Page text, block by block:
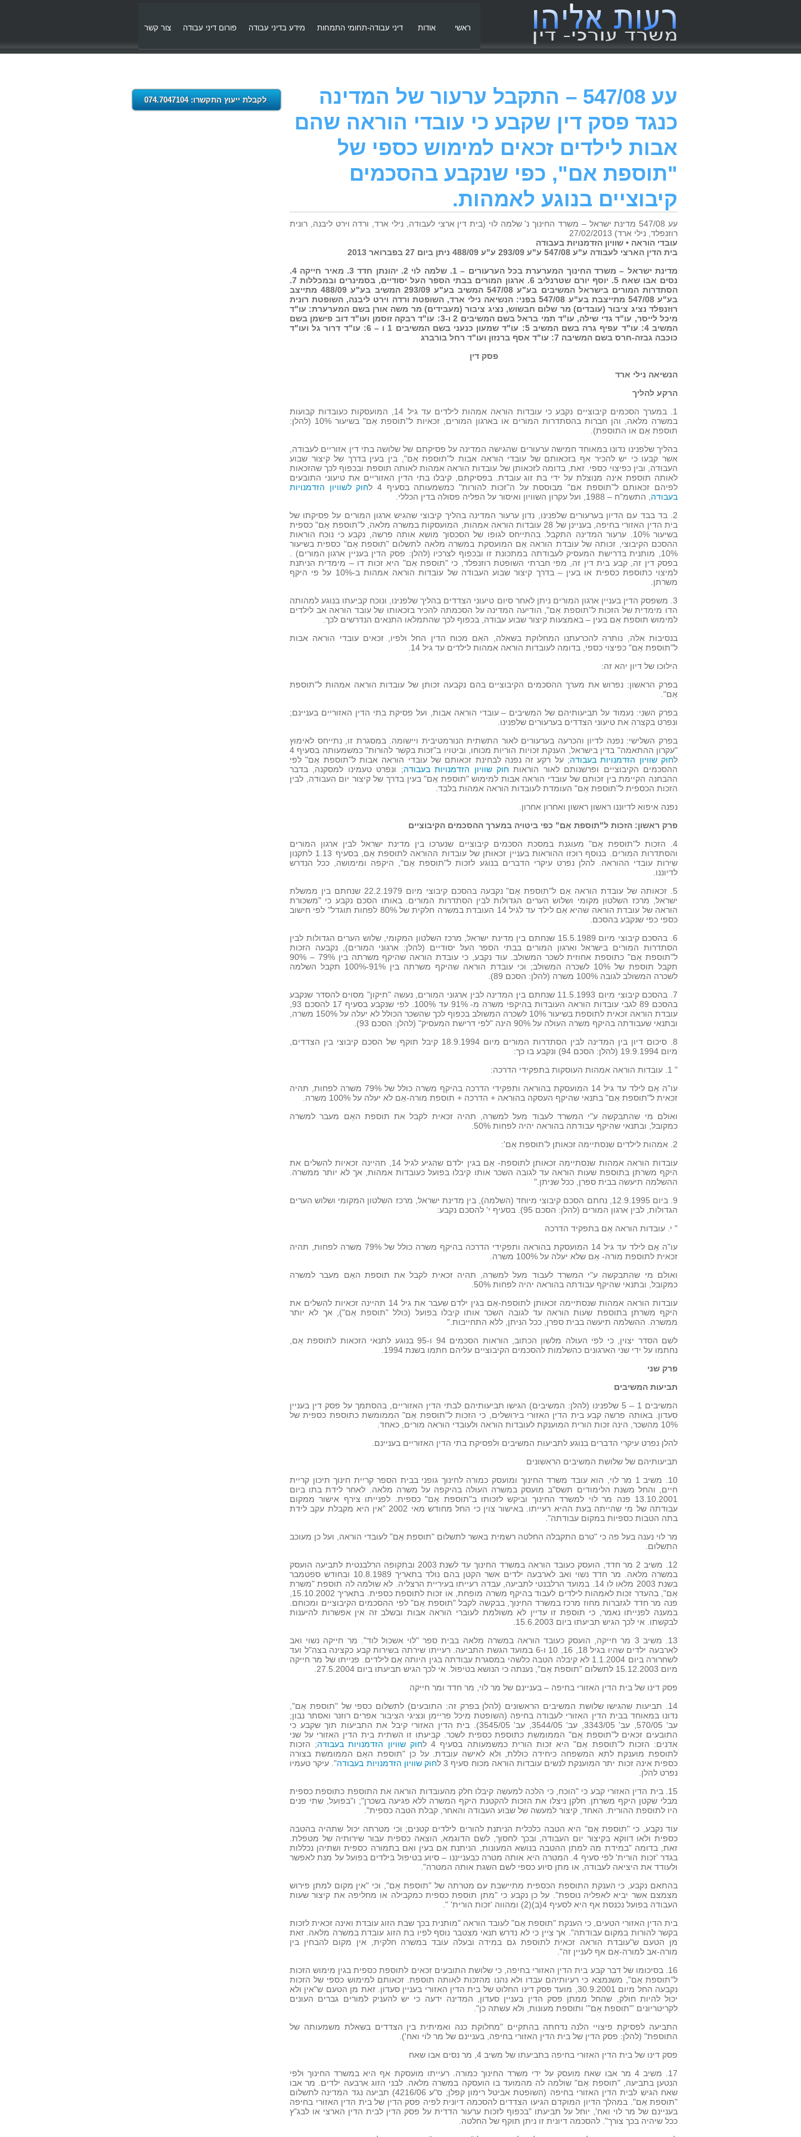
ראשי אודות דיני עבודה-תחומי התמחות מידע בדיני עבודה פורום דיני עבודה צור קשר
עע 547/08 – התקבל ערעור של המדינה
כנגד פסק דין שקבע כי עובדי הוראה שהם
אבות לילדים זכאים למימוש כספי של
"תוספת אם", כפי שנקבע בהסכמים
קיבוציים בנוגע לאמהות.
עע 547/08 מדינת ישראל – משרד החינוך נ' שלמה לוי (בית דין ארצי לעבודה, נילי ארד, ורדה וירט ליבנה, רונית
רוזנפלד, נילי ארד) 27/02/2013
עובדי הוראה • שוויון הזדמנויות בעבודה
בית הדין הארצי לעבודה ע"ע 547/08 ע"ע 293/09 ע"ע 488/09 ניתן ביום 27 בפברואר 2013
מדינת ישראל – משרד החינוך המערערת בכל הערעורים – 1. שלמה לוי 2. יהונתן חדד 3. מאיר חייקה 4.
נסים אבו שאח 5. יוסף יורם שטרנליב 6. ארגון המורים בבתי הספר העל יסודיים, בסמינרים ובמכללות 7.
הסתדרות המורים בישראל המשיבים בע"ע 547/08 המשיב בע"ע 293/09 המשיב בע"ע 488/09 מתייצב
בע"ע 547/08 מתייצבת בע"ע 547/08 בפני: הנשיאה נילי ארד, השופטת ורדה וירט ליבנה, השופטת רונית
רוזנפלד נציג ציבור (עובדים) מר שלום חבשוש, נציג ציבור (מעבידים) מר משה אורן בשם המערערת: עו"ד
מיכל לייסר, עו"ד גדי שילה, עו"ד תמי בראל בשם המשיבים 2 ו-3: עו"ד רבקה זוסמן ועו"ד דוב פישמן בשם
המשיב 4: עו"ד עפיף גרה בשם המשיב 5: עו"ד שמעון כנעני בשם המשיבים 1 ו – 6: עו"ד דרור גל ועו"ד
כוכבה גבזה-חרס בשם המשיבה 7: עו"ד אסף ברנזון ועו"ד רחל בורברג
פסק דין
הנשיאה נילי ארד
הרקע להליך
1. במערך הסכמים קיבוציים נקבע כי עובדות הוראה אמהות לילדים עד גיל 14, המועסקות כעובדות קבועות
במשרה מלאה, והן חברות בהסתדרות המורים או בארגון המורים, זכאיות ל"תוספת אֵם" בשיעור 10% (להלן:
תוספת אֵם או התוספת).
בהליך שלפנינו נדונו במאוחד חמישה ערעורים שהגישה המדינה על פסיקתם של שלושה בתי דין אזוריים לעבודה,
אשר קבעו כי יש להכיר אף בזכאותם של עובדי הוראה אבות ל"תוספת אֵם", בין בעין בדרך של קיצור שבוע
העבודה, ובין כפיצוי כספי. זאת, בדומה לזכאותן של עובדות הוראה אמהות לאותה תוספת ובכפוף לכך שהזכאות
לאותה תוספת אינה מנוצלת על ידי בת זוג עובדת. בפסיקתם, קיבלו בתי הדין האזוריים את טיעוני התובעים
לפיהם זכאותם ל"תוספת אם" מבוססת על ה"זכות להורות" כמשמעותה בסעיף 4 ל
חוק לשוויון הזדמנויות
בעבודה , התשמ"ח – 1988, ועל עקרון השוויון ואיסור על הפליה פסולה בדין הכללי.
2. בד בבד עם הדיון בערעורים שלפנינו, נדון ערעור המדינה בהליך קיבוצי שהגיש ארגון המורים על פסיקתו של
בית הדין האזורי בחיפה, בעניינן של 28 עובדות הוראה אמהות, המועסקות במשרה מלאה, ל"תוספת אֵם" כספית
בשיעור 10%. ערעור המדינה התקבל. בהתייחס לגופו של הסכסוך מושא אותה פרשה, נקבע כי נוכח הוראות
ההסכם הקיבוצי, זכותה של עובדת הוראה אֵם המועסקת במשרה מלאה לתשלום "תוספת אֵם" כספית בשיעור
10%, מותנית בדרישת המעסיק לעבודתה במתכונת זו ובכפוף לצרכיו (להלן: פסק הדין בעניין ארגון המורים) .
בפסק דין זה, קבע בית דין זה, מפי חברתי השופטת רוזנפלד, כי "תוספת אֵם" היא זכות דו – מימדית הניתנת
למיצוי כתוספת כספית או בעין – בדרך קיצור שבוע העבודה של עובדות הוראה אמהות ב-10% על פי היקף
משרתן.
3. משפסק הדין בעניין ארגון המורים ניתן לאחר סיום טיעוני הצדדים בהליך שלפנינו, ונוכח קביעתו בנוגע למהותה
הדו מימדית של הזכות ל"תוספת אֵם", הודיעה המדינה על הסכמתה להכיר בזכאותו של עובד הוראה אב לילדים
למימוש תוספת אֵם בעין – באמצעות קיצור שבוע עבודה, בכפוף לכך שהתמלאו התנאים הנדרשים לכך.
בנסיבות אלה, נותרה להכרעתנו המחלוקת בשאלה, האִם מכוח הדין החל ולפיו, זכאים עובדי הוראה אבות
ל"תוספת אֵם" כפיצוי כספי, בדומה לעובדות הוראה אמהות לילדים עד גיל 14.
הילוכו של דיון יהא זה:
בפרק הראשון: נפרוש את מערך ההסכמים הקיבוציים בהם נקבעה זכותן של עובדות הוראה אמהות ל"תוספת
אֵם".
בפרק השני: נעמוד על תביעותיהם של המשיבים – עובדי הוראה אבות, ועל פסיקת בתי הדין האזוריים בעניינם;
ונפרט בקצרה את טיעוני הצדדים בערעורים שלפנינו.
בפרק השלישי: נפנה לדיון והכרעה בערעורים לאור התשתית הנורמטיבית ויישומה. במסגרת זו, נתייחס לאימוץ
"עקרון ההתאמה" בדין בישראל, הענקת זכויות הוריות מכוחו, וביטויו ב"זכות בקשר להורות" כמשמעותה בסעיף 4
לחוק שוויון הזדמנויות בעבודה; על רקע זה נפנה לבחינת זכאותם של עובדי הוראה אבות ל"תוספת אֵם" לפי
ההסכמים הקיבוציים ופרשנותם לאור הוראותחוק שוויון הזדמנויות בעבודה; ונפרט טעמינו למסקנה, בדבר
ההבחנה הקיימת בין זכותם של עובדי הוראה אבות למימוש "תוספת אֵם" בעין בדרך של קיצור יום העבודה, לבין
הזכות הכספית ל"תוספת אֵם" העומדת לעובדות הוראה אמהות בלבד.
נפנה איפוא לדיוננו ראשון ראשון ואחרון אחרון.
פרק ראשון: הזכות ל"תוספת אֵם" כפי ביטויה במערך ההסכמים הקיבוציים
4. הזכות ל"תוספת אֵם" מעוגנת במסכת הסכמים קיבוציים שנערכו בין מדינת ישראל לבין ארגון המורים
והסתדרות המורים. בנוסף רוכזו ההוראות בעניין זכאוּתן של עובדות ההוראה לתוספת אֵם, בסעיף 1.13 לתקנון
שירות עובדי ההוראה. להלן נפרט עיקרי הדברים בנוגע לזכות ל"תוספת אֵם", היקפה ומימושה, ככל הנדרש
לדיוננו.
5. זכאותה של עובדת הוראה אֵם ל"תוספת אֵם" נקבעה בהסכם קיבוצי מיום 22.2.1979 שנחתם בין ממשלת
ישראל, מרכז השלטון מקומי ושלוש הערים הגדולות לבין הסתדרות המורים. באותו הסכם נקבע כי "משכורת
הוראה של עובדת הוראה שהיא אֵם לילד עד לגיל 14 העובדת במשרה חלקית של 80% לפחות תוגדל" לפי חישוב
כספי כפי שנקבע בהסכם.
6. בהסכם קיבוצי מיום 15.5.1989 שנחתם בין מדינת ישראל, מרכז השלטון המקומי, שלוש הערים הגדולות לבין
הסתדרות המורים בישראל וארגון המורים בבתי הספר העל יסודיים (להלן: ארגוני המורים), נקבעה הזכות
ל"תוספת אֵם" כתוספת אחוזית לשכר המשולב. עוד נקבע, כי עובדת הוראה שהיקף משרתה בין 79% – 90%
תקבל תוספת של 10% לשכרה המשולב; וכי עובדת הוראה שהיקף משרתה בין 91%-100% תקבל השלמה
לשכרה המשולב לגובה 100% משרה (להלן: הסכם 89).
7. בהסכם קיבוצי מיום 11.5.1993 שנחתם בין המדינה לבין ארגוני המורים, נעשה "תיקון" מסוים להסדר שנקבע
עובדת הוראה זכאית לתוספת בשיעור 10% לשכרה המשולב בכפוף לכך שהשכר הכולל לא יעלה על 150% משרה,
ובתנאי שעבודתה בהיקף משרה העולה על 90% הינה "לפי דרישת המעסיק" (להלן: הסכם 93).
8. סיכום דיון בין המדינה לבין הסתדרות המורים מיום 18.9.1994 קיבל תוקף של הסכם קיבוצי בין הצדדים,
מיום 19.9.1994 (להלן: הסכם 94) ונקבע בו כך:
" 1. עובדות הוראה אמהות העוסקות בתפקידי הדרכה:
עו"ה אֵם לילד עד גיל 14 המועסקת בהוראה ותפקידי הדרכה בהיקף משרה כולל של 79% משרה לפחות, תהיה
זכאית ל"תוספת אֵם" בתנאי שהיקף העסקה בהוראה + הדרכה + תוספת מורה-אֵם לא יעלה על 100% משרה.
ואולם מי שהתבקשה ע"י המשרד לעבוד מעל למשרה, תהיה זכאית לקבל את תוספת האֵם מעבר למשרה
כמקובל, ובתנאי שהיקף עבודתה בהוראה יהיה לפחות 50%.
2. אמהות לילדים שנסתיימה זכאותן ל'תוספת אֵם':
עובדות הוראה אמהות שנסתיימה זכאותן לתוספת- אֵם בגין ילדם שהגיע לגיל 14, תהיינה זכאיות להשלים את
היקף משרתן בתוספת שעות הוראה עד לגובה השכר אותו קיבלו בפועל כעובדות אמהות, אך לא יותר ממשרה.
ההשלמה תיעשה בבית ספרן, ככל שניתן."
9. ביום 12.9.1995, נחתם הסכם קיבוצי מיוחד (השלמה), בין מדינת ישראל, מרכז השלטון המקומי ושלוש הערים
הגדולות, לבין ארגון המורים (להלן: הסכם 95). בסעיף י' להסכם נקבע:
" י. עובדות הוראה אֵם בתפקיד הדרכה
עו"ה אֵם לילד עד גיל 14 המועסקת בהוראה ותפקידי הדרכה בהיקף משרה כולל של 79% משרה לפחות, תהיה
זכאית לתוספת מורה- אֵם שלא יעלה על 100% משרה.
ואולם מי שהתבקשה ע"י המשרד לעבוד מעל למשרה, תהיה זכאית לקבל את תוספת האֵם מעבר למשרה
כמקובל, ובתנאי שהיקף עבודתה בהוראה יהיה לפחות 50%.
עובדות הוראה אמהות שנסתיימה זכאותן לתוספת-אֵם בגין ילדם שעבר את גיל 14 תהיינה זכאיות להשלים את
היקף משרתן בתוספת שעות הוראה עד לגובה השכר אותו קיבלו בפועל (כולל "תוספת אֵם"), אך לא יותר
ממשרה. ההשלמה תיעשה בבית ספרן, ככל הניתן, ללא התחייבות."
לשם הסדר יצוין, כי לפי העולה מלשון הכתוב, הוראות הסכמים 94 ו-95 בנוגע לתנאי הזכאות לתוספת אֵם,
נחתמו על ידי שני הארגונים כהשלמות להסכמים הקיבוציים עליהם חתמו בשנת 1994.
פרק שני
תביעות המשיבים
המשיבים 1 – 5 שלפנינו (להלן: המשיבים) הגישו תביעותיהם לבתי הדין האזוריים, בהסתמך על פסק דין בעניין
סעדון. באותה פרשה קבע בית הדין האזורי בירושלים, כי הזכות ל"תוספת אֵם" הממומשת כתוספת כספית של
10% מהשכר, הינה זכות הורית המוענקת לעובדות הוראה ולעובדי הוראה מורים, כאחד.
להלן נפרט עיקרי הדברים בנוגע לתביעות המשיבים ולפסיקת בתי הדין האזוריים בעניינם.
תביעותיהם של שלושת המשיבים הראשונים
10. משיב 1 מר לוי, הוא עובד משרד החינוך ומועסק כמורה לחינוך גופני בבית הספר קריית חינוך תיכון קריית
חיים, והחל משנת הלימודים תשס"ב מועסק במשרה העולה בהיקפה על משרה מלאה. לאחר לידת בתו ביום
13.10.2001 פנה מר לוי למשרד החינוך וביקש לזכותו ב"תוספת אֵם" כספית. לפנייתו צירף אישור ממקום
עבודתה של מי שהייתה בעת ההיא רעייתו. באישור צוין כי החל מחודש מאי 2002 "אין היא מקבלת עקב לידת
בתה הטבות כספיות במקום עבודתה".
מר לוי נענה בעל פה כי "טרם התקבלה החלטה רשמית באשר לתשלום "תוספת אֵם" לעובדי הוראה, ועל כן מעוכב
התשלום.
12. משיב 2 מר חדד, הועסק כעובד הוראה במשרד החינוך עד לשנת 2003 ובתקופה הרלבנטית לתביעה הועסק
במשרה מלאה. מר חדד נשוי ואב לארבעה ילדים אשר הקטן בהם נולד בתאריך 10.8.1989 ובחודש ספטמבר
בשנת 2003 מלאו לו 14. במועד הרלבנטי לתביעה, עבדה רעייתו בעיריית הרצליה. לא שולמה לה תוספת "משרת
פנה מר חדד לגזברות מחוז מרכז במשרד החינוך, בבקשה לקבל "תוספת אֵם" לפי ההסכמים הקיבוציים ומכוחם.
במענה לפנייתו נאמר, כי תוספת זו עדיין לא משולמת לעוברי הוראה אבות ובשלב זה אין אפשרות להיענות
לבקשתו. אי לכך הגיש תביעתו ביום 15.6.2003.
13. משיב 3 מר חייקה, הועסק כעובד הוראה במשרה מלאה בבית ספר "לוי אשכול לוד". מר חייקה נשוי ואב
לארבעה ילדים שהיו בגיל 18, 16, 10 ו-6 במועד הגשת התביעה. רעייתו שירתה בשירות קבע כקצינה בצה"ל ועד
לשחרורה ביום 1.1.2004 לא קיבלה הטבה כלשהי במסגרת עבודתה בגין היותה אֵם לילדים. פנייתו של מר חייקה
מיום 15.12.2003 לתשלום "תוספת אֵם", נענתה כי הנושא בטיפול. אי לכך הגיש תביעתו ביום 27.5.2004.
פסק דינו של בית הדין האזורי בחיפה – בעניינם של מר לוי, מר חדד ומר חייקה
14. תביעות שהגישו שלושת המשיבים הראשונים (להלן בפרק זה: התובעים) לתשלום כספי של "תוספת אֵם",
נדונו במאוחד בבית הדין האזורי לעבודה בחיפה (השופטת מיכל פריימן ונציגי הציבור אפרים רוזנר ואסתר נבון;
עב' 570/05, עב' 3343/05, עב' 3544/05, עב' 3545/05). בית הדין האזורי קיבל את התביעות תוך שקבע כי
התובעים זכאים ל"תוספת אֵם" הממומשת כתוספת כספית לשכר. קביעתו זו השתית בית הדין האזורי על שני
אדנים: הזכות ל"תוספת אֵם" היא זכות הורית כמשמעותה בסעיף 4 ל
חוק שוויון הזדמנויות בעבודה; הזכות
לתוספת מוענקת לתא המשפחה כיחידה כוללת, ולא לאישה עובדת. על כן "תוספת האֵם הממומשת בצורה
כספית אינה זכות יתר המוענקת לנשים עובדות הוראה מכוח סעיף 3 ל
חוק שוויון הזדמנויות בעבודה". עיקר טעמיו
נפרט להלן.
15. בית הדין האזורי קבע כי "הוכח, כי הלכה למעשה קיבלו חלק מהעובדות הוראה את התוספת כתוספת כספית
מבלי שקטן היקף משרתן. חלקן ניצלו את הזכות להקטנת היקף המשרה ללא פגיעה בשכרן"; ו"בפועל, שתי פנים
היו לתוספת ההורית. האחד, קיצור למעשה של שבוע העבודה והאחר, קבלת הטבה כספית".
עוד נקבע, כי "תוספת אֵם" היא הטבה כלכלית הניתנת להורים לילדים קטנים; וכי מטרתה יכול שתהיה בהטבה
כספית ולאו דווקא בקיצור יום העבודה, ובכך לחסוך, לשם הדוגמא, הוצאה כספית עבור שירותיה של מטפלת.
זאת, בדומה "במידת מה למתן ההטבה בנושא המעונות, הניתנת אִם בעין ואִם בתמורה כספית ושתיהן נכללות
בגדר 'זכות הורית' לפי סעיף 4. המטרה היא אותה מטרה כבענייננו – סיוע בטיפול בילדים בפועל על מנת לאפשר
ולעודד את היציאה לעבודה, או מתן סיוע כספי לשם השגת אותה המטרה".
בהתאם נקבע, כי הענקת התוספת הכספית מתיישבת עם מטרתה של "תוספת אֵם", וכי "אין מקום למתן פירוש
מצמצם אשר יביא לאפליה נוספת". על כן נקבע כי "מתן תוספת כספית כמקבילה או מחליפה את קיצור שעות
העבודה בפועל נכנסת אף היא לסעיף 4(ב)(2) ומהווה 'זכות הורית' ".
בית הדין האזורי הטעים, כי הענקת "תוספת אֵם" לעובד הוראה "מותנית בכך שבת הזוג עובדת ואינה זכאית לזכות
בקשר להורות במקום עבודתה". אך ציין כי לא נדרש תנאי מצטבר נוסף לפיו בת הזוג עובדת במשרה מלאה. זאת
מן הטעם ש"עובדת הוראה זכאית לתוספת גם במידה ובעלה עובד במשרה חלקית, אין מקום להבחין בין
מורה-אב למורה-אֵם אף לעניין זה".
16. בסיכומו של דבר קבע בית הדין האזורי בחיפה, כי שלושת התובעים זכאים לתוספת כספית בגין מימוש הזכות
ל"תוספת אֵם", משנמצא כי רעיותיהם עבדו ולא נהנו מהזכות לאותה תוספת. זכאותם למימוש כספי של הזכות
נקבעה החל מיום 30.9.2001, מועד פסק דינו החלוט של בית הדין האזורי בעניין סעדון. זאת מן הטעם ש"אין ולא
יכול להיות חולק, שהחל ממתן פסק הדין בעניין סעדון, המדינה ידעה כי יש להעניק למורים גברים העונים
לקריטריונים '"תוספת אֵם"' ותוספת מעונות, ולא עשתה כן".
התביעה לפסיקת פיצויי הלנה נדחתה בהתקיים "מחלוקת כנה ואמיתית בין הצדדים בשאלת משמעותה של
התוספת" (להלן: פסק הדין של בית הדין האזורי בחיפה, בעניינם של מר לוי ואח').
פסק דינו של בית הדין האזורי בחיפה בתביעתו של משיב 4, מר נסים אבו שאח
17. משיב 4 מר אבו שאח מועסק על ידי משרד החינוך כמורה. רעייתו מועסקת אף היא במשרד החינוך ולפי
הנטען בתביעה, "תוספת אֵם" שולמה לה מהמועד בו הועסקה במשרה מלאה. לבני הזוג ארבעה ילדים. מר אבו
שאח הגיש לבית הדין האזורי בחיפה (השופטת אביטל רימון קפלן; ס"ע 4216/06) תביעה נגד המדינה לתשלום
"תוספת אֵם". במהלך הדיון המוקדם הגיעו הצדדים להסכמה דיונית לפיה פסק הדין של בית הדין האזורי בחיפה
בעניינם של מר לוי ואח', יוחל על תביעתו "בכפוף לזכות ערעור הדדית על פסק הדין לבית הדין הארצי או לבג"ץ
ככל שיהיה בכך צורך". להסכמה דיונית זו ניתן תוקף של החלטה.